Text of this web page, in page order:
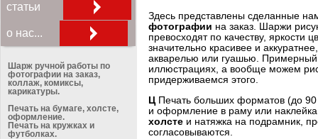
статьи
о нас...
Шарж ручной работы по
фотографии на заказ,
коллаж, комиксы,
карикатуры.
Печать на бумаге, холсте,
оформление.
Печать на кружках и
футболках.
Здесь представлены сделанные
фотографии на заказ. Шаржи
превосходят по качеству, яркости
значительно красивее и
акварелью или гуашью. Примерный
иллюстрациях, а вообще можем
придерживаемся этого.
ЦПечать больших форматов (до 90
и оформление в раму или
холсте и натяжка на подрамник,
согласовываются.